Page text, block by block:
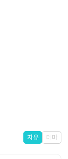
자유 테마